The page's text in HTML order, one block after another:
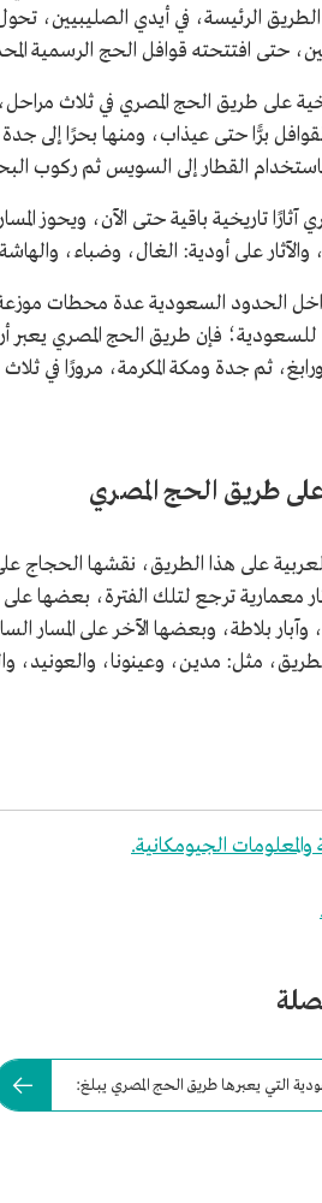
الطريق الرئيسة، في أيدي الصليبيين،
حتى افتتحته قوافل الحج الرسمية المحملة
على طريق الحج المصري في ثلاث
برًّا حتى عيذاب، ومنها بحرًا إلى
القطار إلى السويس ثم ركوب
تاريخية باقية حتى الآن، ويحوز
والآثار على أودية: الغال، وضباء،
الحدود السعودية عدة محطات
للسعودية؛ فإن طريق الحج المصري
ورابغ، ثم جدة ومكة المكرمة، مرورًا في
طريق الحج المصري
على هذا الطريق، نقشها الحجاج
معمارية ترجع لتلك الفترة، بعضها
وآبار بلاطة، وبعضها الآخر على المسار
مثل: مدين، وعينونا، والعونيد،
الجيومكانية.
التي يعبرها طريق الحج المصري يبلغ: